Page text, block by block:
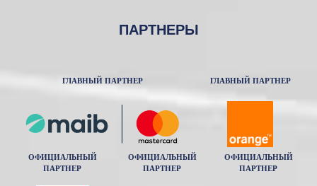
ПАРТНЕРЫ
ГЛАВНЫЙ ПАРТНЕР ГЛАВНЫЙ ПАРТНЕР
ОФИЦИАЛЬНЫЙ
ПАРТНЕР
ОФИЦИАЛЬНЫЙ
ПАРТНЕР
ОФИЦИАЛЬНЫЙ
ПАРТНЕР